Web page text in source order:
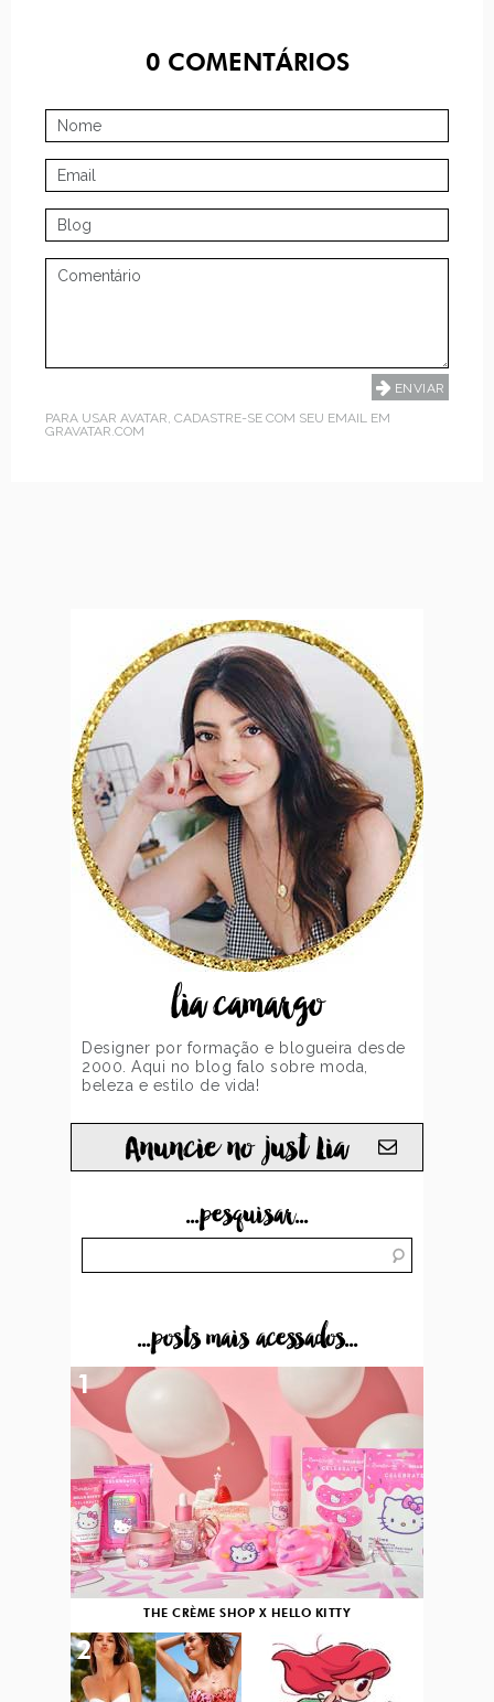
0COMENTÁRIOS
PARA USAR AVATAR, CADASTRE-SE COM SEU EMAIL EM
GRAVATAR.COM
lia camargo
Designer por formação e blogueira desde
2000. Aqui no blog falo sobre moda,
beleza e estilo de vida!
Anuncie no just Lia
...pesquisar...
...posts mais acessados...
THE CRÈME SHOP X HELLO KITTY
1
2 3